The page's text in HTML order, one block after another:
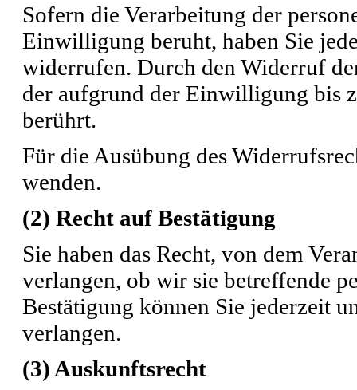
Sofern die Verarbeitung der
Einwilligung beruht, haben Sie
widerrufen. Durch den Widerruf
der aufgrund der Einwilligung bis
berührt.
Für die Ausübung des
wenden.
(2) Recht auf Bestätigung
Sie haben das Recht, von dem
verlangen, ob wir sie betreffende
Bestätigung können Sie jederzeit
verlangen.
(3) Auskunftsrecht